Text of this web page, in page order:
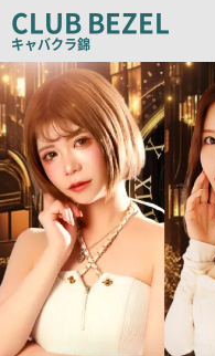
ピ
ー
CLUB BEZEL
キャバクラ錦
検
索
結
果
一
覧
用
画
像